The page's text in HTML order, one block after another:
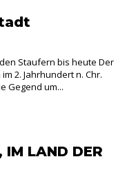
Staufern bis heute Der
2. Jahrhundert n. Chr.
Gegend um...
IM LAND DER